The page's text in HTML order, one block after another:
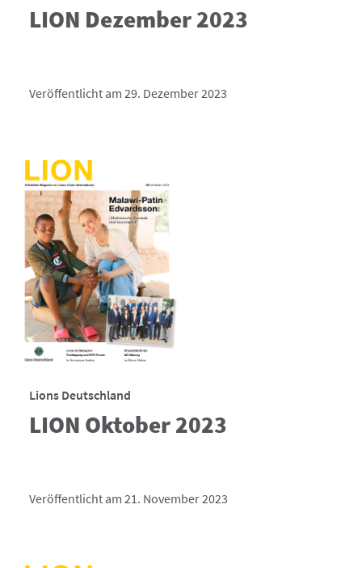
LION Dezember 2023
Veröffentlicht am 29. Dezember 2023
Lions Deutschland
LION Oktober 2023
Veröffentlicht am 21. November 2023